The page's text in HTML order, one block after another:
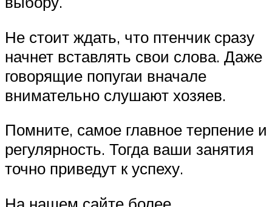
Не стоит ждать, что птенчик сразу
начнет вставлять свои слова. Даже
говорящие попугаи вначале
внимательно слушают хозяев.
Помните, самое главное терпение и
регулярность. Тогда ваши занятия
точно приведут к успеху.